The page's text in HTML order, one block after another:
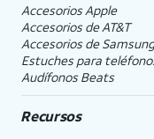
Accesorios Apple
Accesorios deAT&T
Accesorios de Samsung
Estuches para
Audífonos Beats
Recursos